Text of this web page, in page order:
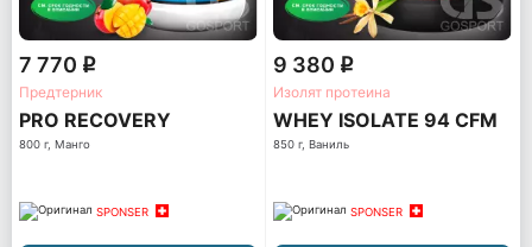
7 770 q
Предтерник
PRO RECOVERY
800 г, Манго
SPONSER
9 380 q
Изолят протеина
WHEY ISOLATE 94 CFM
850 г, Ваниль
SPONSER